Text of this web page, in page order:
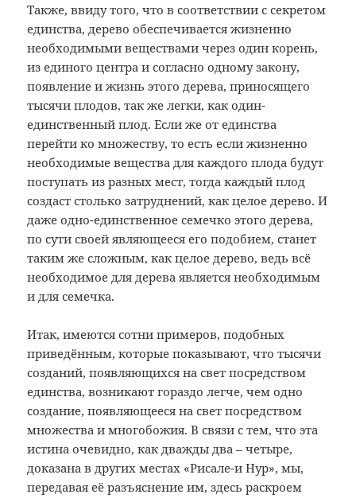
Также, ввиду того, что в соответствии с секретом
единства, дерево обеспечивается жизненно
необходимыми веществами через один корень,
из единого центра и согласно одному закону,
появление и жизнь этого дерева, приносящего
тысячи плодов, так же легки, как один-
единственный плод. Если же от единства
перейти ко множеству, то есть если жизненно
необходимые вещества для каждого плода будут
поступать из разных мест, тогда каждый плод
создаст столько затруднений, как целое дерево. И
даже одно-единственное семечко этого дерева,
по сути своей являющееся его подобием, станет
таким же сложным, как целое дерево, ведь всё
необходимое для дерева является необходимым
и для семечка.
Итак, имеются сотни примеров, подобных
приведённым, которые показывают, что тысячи
созданий, появляющихся на свет посредством
единства, возникают гораздо легче, чем одно
создание, появляющееся на свет посредством
множества и многобожия. В связи с тем, что эта
истина очевидно, как дважды два – четыре,
доказана в других местах «Рисале-и Нур», мы,
передавая её разъяснение им, здесь раскроем